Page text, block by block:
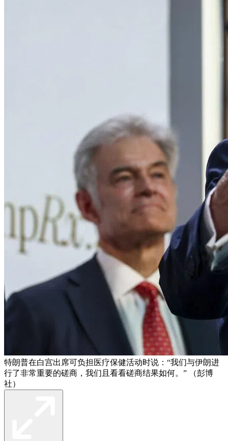
特朗普在白宫出席可负担医疗保健活动时说：“我们与伊朗进
行了非常重要的磋商，我们且看看磋商结果如何。” （彭博
社）